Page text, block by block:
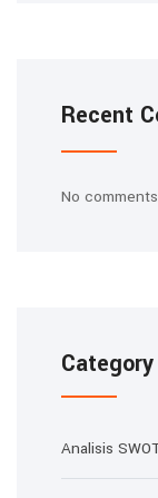
Recent
No
Category
Analisis